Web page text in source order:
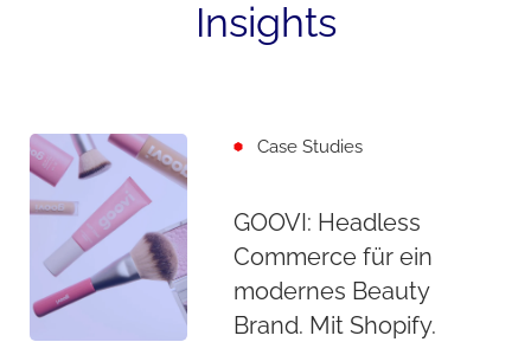
Insights
Case Studies
GOOVI: Headless
Commerce für ein
modernes Beauty
Brand. Mit Shopify.